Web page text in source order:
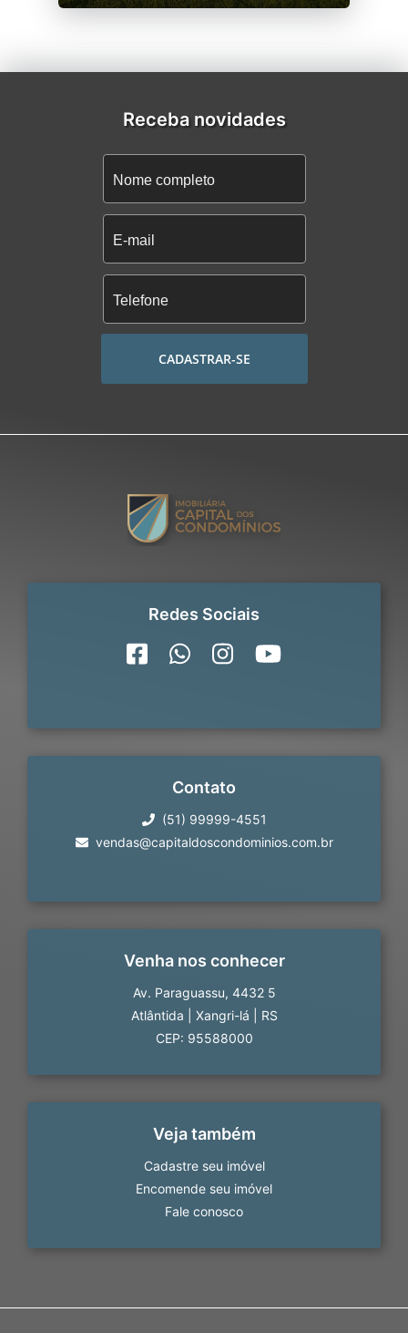
Receba novidades
CADASTRAR-SE
Redes Sociais
Contato
(51) 99999-4551
vendas@capitaldoscondominios.com.br
Venha nos conhecer
Av. Paraguassu, 4432 5
Atlântida
Xangri-lá
RS
CEP: 95588000
Veja também
Cadastre seu imóvel
Encomende seu imóvel
Fale conosco